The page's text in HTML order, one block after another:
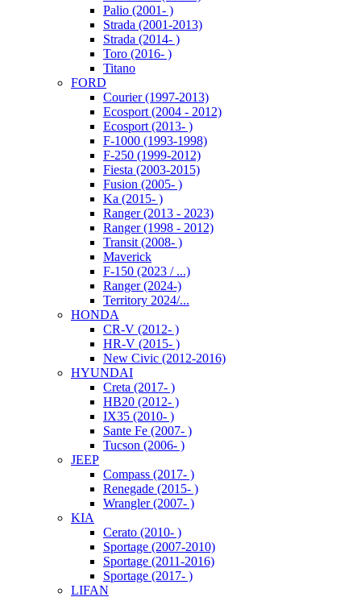
Palio (2001- )
Strada (2001-2013)
Strada (2014- )
Toro (2016- )
Titano
FORD
Courier (1997-2013)
Ecosport (2004 - 2012)
Ecosport (2013- )
F-1000 (1993-1998)
F-250 (1999-2012)
Fiesta (2003-2015)
Fusion (2005- )
Ka (2015- )
Ranger (2013 - 2023)
Ranger (1998 - 2012)
Transit (2008- )
Maverick
F-150 (2023 / ...)
Ranger (2024-)
Territory 2024/...
HONDA
CR-V (2012- )
HR-V (2015- )
New Civic (2012-2016)
HYUNDAI
Creta (2017- )
HB20 (2012- )
IX35 (2010- )
Sante Fe (2007- )
Tucson (2006- )
JEEP
Compass (2017- )
Renegade (2015- )
Wrangler (2007- )
KIA
Cerato (2010- )
Sportage (2007-2010)
Sportage (2011-2016)
Sportage (2017- )
LIFAN